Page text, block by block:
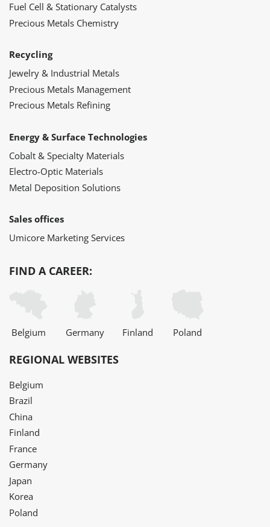
Fuel Cell & Stationary Catalysts
Precious Metals Chemistry
Recycling
Jewelry & Industrial Metals
Precious Metals Management
Precious Metals Refining
Energy & Surface Technologies
Cobalt & Specialty Materials
Electro-Optic Materials
Metal Deposition Solutions
Sales offices
Umicore Marketing Services
FIND A CAREER:
Belgium Germany Finland Poland
REGIONAL WEBSITES
Belgium
Brazil
China
Finland
France
Germany
Japan
Korea
Poland